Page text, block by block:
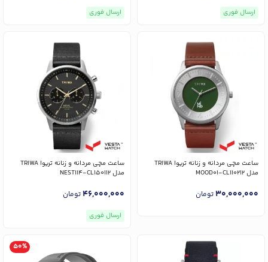
ارسال فوری ارسال فوری
ساعت مچی مردانه و زنانه تریوا TRIWA
مدل MOOD01-CL110212
30,000,000تومان
ساعت مچی مردانه و زنانه تریوا TRIWA
مدل NEST114-CL150112
46,000,000تومان
ارسال فوری
50%